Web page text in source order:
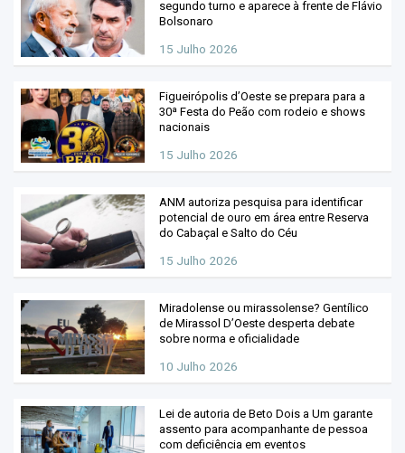
segundo turno e aparece à frente de Flávio
Bolsonaro
15 Julho 2026
Figueirópolis d’Oeste se prepara para a
30ª Festa do Peão com rodeio e shows
nacionais
15 Julho 2026
ANM autoriza pesquisa para identificar
potencial de ouro em área entre Reserva
do Cabaçal e Salto do Céu
15 Julho 2026
Miradolense ou mirassolense? Gentílico
de Mirassol D’Oeste desperta debate
sobre norma e oficialidade
10 Julho 2026
Lei de autoria de Beto Dois a Um garante
assento para acompanhante de pessoa
com deficiência em eventos